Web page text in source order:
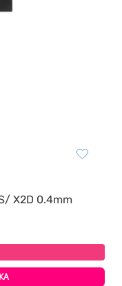
X2D 0.4mm